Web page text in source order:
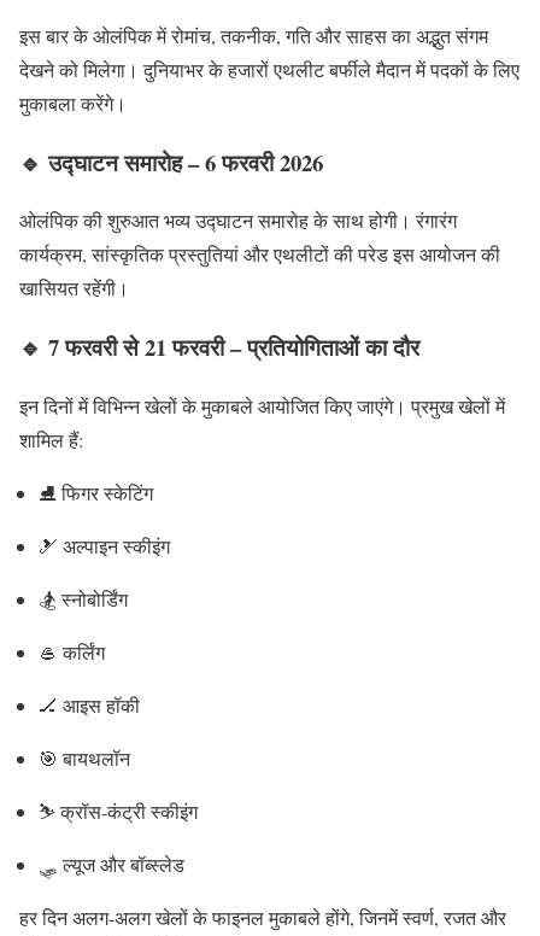
इस बार के ओलंपिक में रोमांच, तकनीक, गति और साहस का अद्भुत संगम
देखने को मिलेगा। दुनियाभर के हजारों एथलीट बर्फीले मैदान में पदकों के लिए
मुकाबला करेंगे।
🔹 उद्घाटन समारोह – 6 फरवरी 2026
ओलंपिक की शुरुआत भव्य उद्घाटन समारोह के साथ होगी। रंगारंग
कार्यक्रम, सांस्कृतिक प्रस्तुतियां और एथलीटों की परेड इस आयोजन की
खासियत रहेंगी।
🔹 7 फरवरी से 21 फरवरी – प्रतियोगिताओं का दौर
इन दिनों में विभिन्न खेलों के मुकाबले आयोजित किए जाएंगे। प्रमुख खेलों में
शामिल हैं:
⛸️ फिगर स्केटिंग
🎿 अल्पाइन स्कीइंग
🏂 स्नोबोर्डिंग
🥌 कर्लिंग
🏒 आइस हॉकी
🎯 बायथलॉन
⛷️ क्रॉस-कंट्री स्कीइंग
🛷 ल्यूज और बॉब्स्लेड
हर दिन अलग-अलग खेलों के फाइनल मुकाबले होंगे, जिनमें स्वर्ण, रजत और